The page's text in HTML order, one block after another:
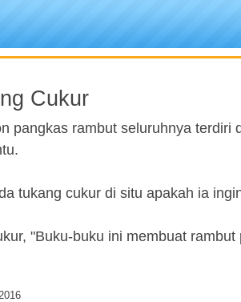
Cukur
pangkas rambut seluruhnya terdiri
tukang cukur di situ apakah ia
"Buku-buku ini membuat